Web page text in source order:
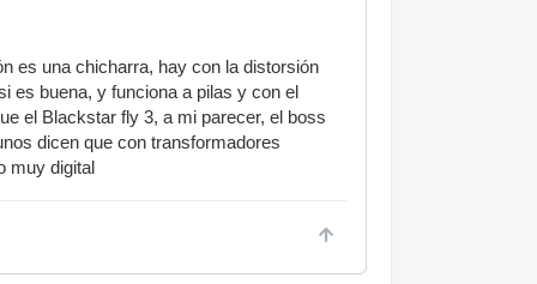
es una chicharra, hay con la distorsión
es buena, y funciona a pilas y con el
el Blackstar fly 3, a mi parecer, el boss
dicen que con transformadores
muy digital